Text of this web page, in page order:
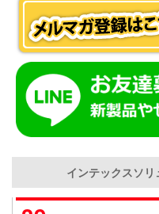
インテックスソ